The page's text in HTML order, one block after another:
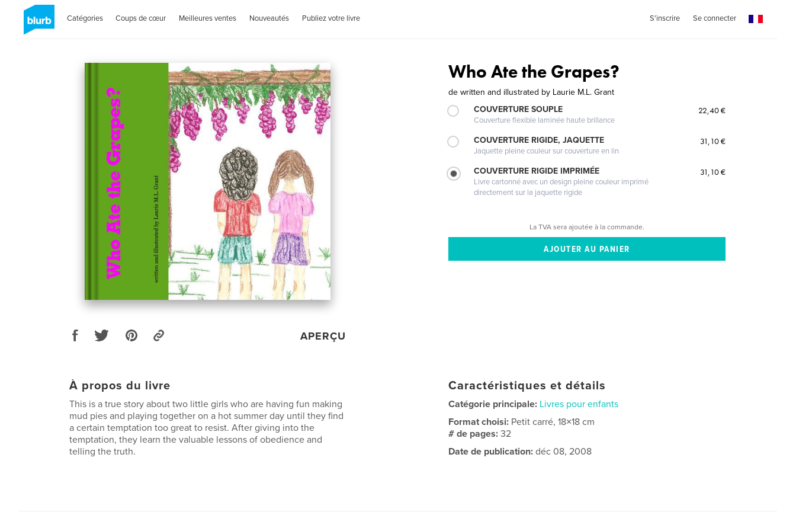
Catégories Coups de cœur Meilleures ventes Nouveautés Publiez votre livre S'inscrire Se connecter
APERÇU
Who Ate the Grapes?
de written and illustrated by Laurie M.L. Grant
COUVERTURE SOUPLE
Couverture flexible laminée haute brillance
22,40 €
COUVERTURE RIGIDE, JAQUETTE
Jaquette pleine couleur sur couverture en lin
31,10 €
COUVERTURE RIGIDE IMPRIMÉE
Livre cartonné avec un design pleine couleur imprimé
directement sur la jaquette rigide
31,10 €
La TVA sera ajoutée à la commande.
À propos du livre
This is a true story about two little girls who are having fun making
mud pies and playing together on a hot summer day until they find
a certain temptation too great to resist. After giving into the
temptation, they learn the valuable lessons of obedience and
telling the truth.
Caractéristiques et détails
Catégorie principale: Livres pour enfants
Format choisi: Petit carré, 18×18 cm
# de pages:32
Date de publication: déc 08, 2008